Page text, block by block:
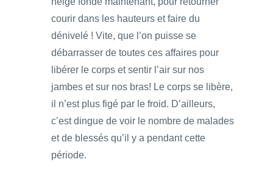
courir dans les hauteurs et faire du
dénivelé ! Vite, que l’on puisse se
débarrasser de toutes ces affaires pour
libérer le corps et sentir l’air sur nos
jambes et sur nos bras! Le corps se libère,
il n’est plus figé par le froid. D’ailleurs,
c’est dingue de voir le nombre de malades
et de blessés qu’il y a pendant cette
période.